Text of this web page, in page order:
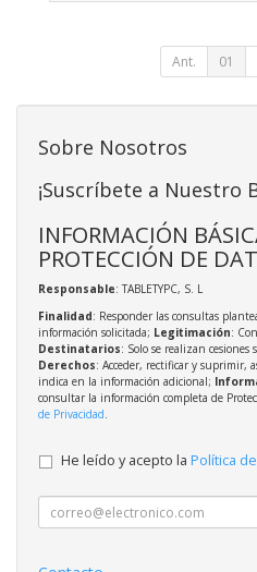
Ant. 01
Sobre Nosotros
¡Suscríbete a Nuestro
INFORMACIÓN
PROTECCIÓN DE
Responsable: TABLETYPC, S. L
Finalidad: Responder las consultas
información solicitada; Legitimación:
Destinatarios: Solo se realizan
Derechos: Acceder, rectificar y suprimir,
indica en la información adicional;
consultar la información completa de
de Privacidad.
He leído y acepto la Política